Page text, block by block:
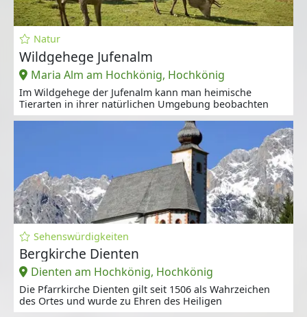
Natur
Wildgehege Jufenalm
Maria Alm am Hochkönig, Hochkönig
Im Wildgehege der Jufenalm kann man heimische
Tierarten in ihrer natürlichen Umgebung beobachten
Sehenswürdigkeiten
Bergkirche Dienten
Dienten am Hochkönig, Hochkönig
Die Pfarrkirche Dienten gilt seit 1506 als Wahrzeichen
des Ortes und wurde zu Ehren des Heiligen